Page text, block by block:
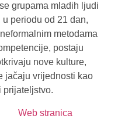
grupama mladih ljudi
periodu od 21 dan,
metodama
postaju
nove kulture,
jačaju vrijednosti kao
prijateljstvo.
Web stranica